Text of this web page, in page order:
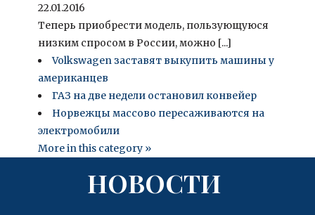
22.01.2016
Теперь приобрести модель, пользующуюся
низким спросом в России, можно [...]
Volkswagen заставят выкупить машины у
американцев
ГАЗ на две недели остановил конвейер
Норвежцы массово пересаживаются на
электромобили
More in this category »
НОВОСТИ